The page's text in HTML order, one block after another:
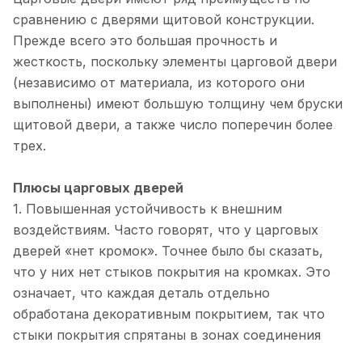
сравнению с дверями щитовой конструкции.
Прежде всего это большая прочность и
жесткость, поскольку элементы царговой двери
(независимо от материала, из которого они
выполнены) имеют большую толщину чем бруски
щитовой двери, а также число поперечин более
трех.
Плюсы царговых дверей
1. Повышенная устойчивость к внешним
воздействиям. Часто говорят, что у царговых
дверей «нет кромок». Точнее было бы сказать,
что у них нет стыков покрытия на кромках. Это
означает, что каждая деталь отдельно
обработана декоративным покрытием, так что
стыки покрытия спрятаны в зонах соединения